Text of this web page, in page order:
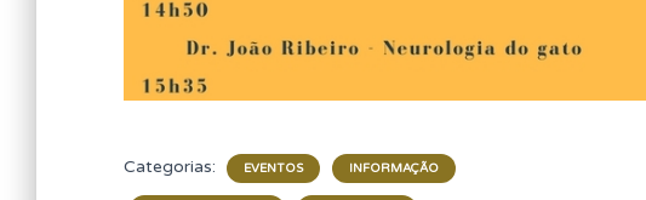
Categorias: EVENTOS INFORMAÇÃO